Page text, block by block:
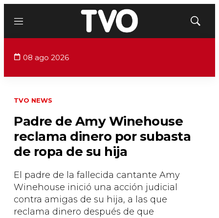
Menú
Mostrar
08 ago 2026
TVO NEWS
Padre de Amy Winehouse
reclama dinero por subasta
de ropa de su hija
El padre de la fallecida cantante Amy
Winehouse inició una acción judicial
contra amigas de su hija, a las que
reclama dinero después de que